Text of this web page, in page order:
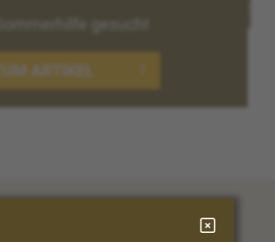
Sommerhilfe gesucht
ZUM ARTIKEL